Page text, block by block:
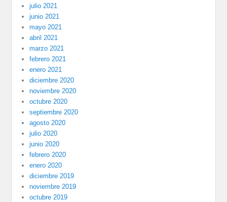
julio 2021
junio 2021
mayo 2021
abril 2021
marzo 2021
febrero 2021
enero 2021
diciembre 2020
noviembre 2020
octubre 2020
septiembre 2020
agosto 2020
julio 2020
junio 2020
febrero 2020
enero 2020
diciembre 2019
noviembre 2019
octubre 2019